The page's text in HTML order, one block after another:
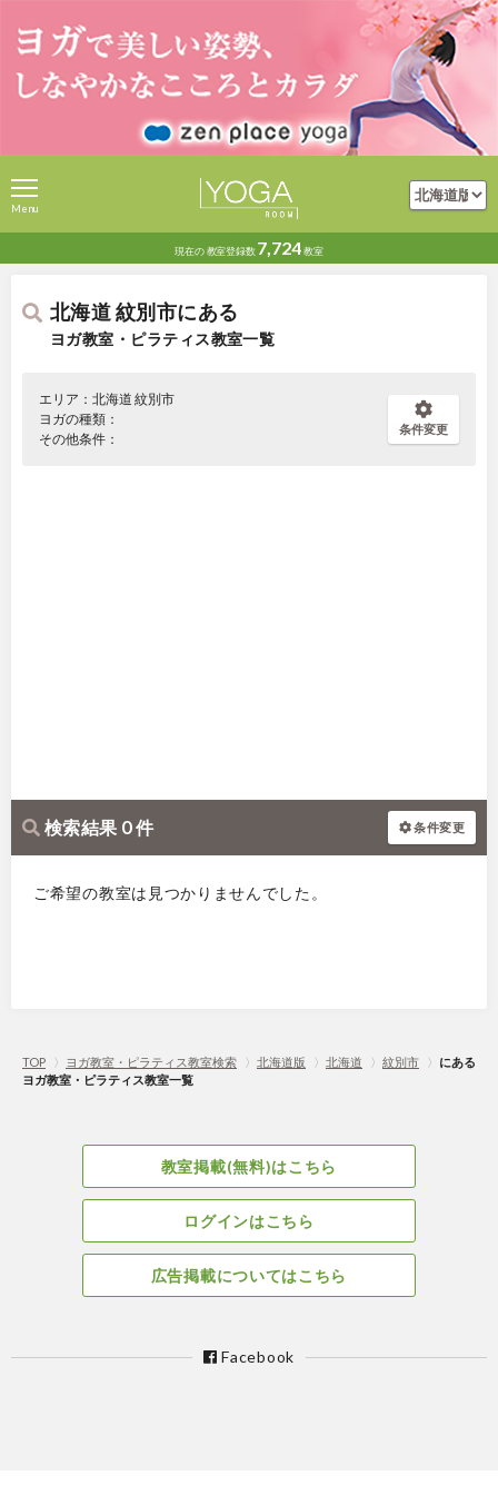
現在の教室登録数 7,724教室
Menu
北海道 紋別市にある
ヨガ教室・ピラティス教室一覧
エリア：北海道 紋別市
ヨガの種類：
その他条件：
条件変更
検索結果 0 件 条件変更
ご希望の教室は見つかりませんでした。
TOP 〉 ヨガ教室・ピラティス教室検索 〉 北海道版 〉 北海道 〉 紋別市 〉 にある
ヨガ教室・ピラティス教室一覧
教室掲載(無料)はこちら
ログインはこちら
広告掲載についてはこちら
Facebook